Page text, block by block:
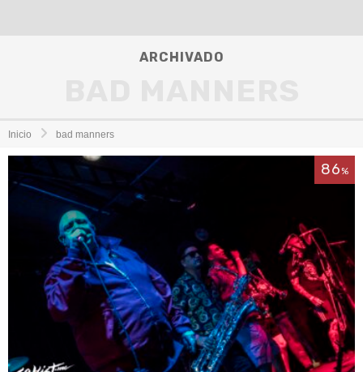
ARCHIVADO
Inicio bad manners
86%